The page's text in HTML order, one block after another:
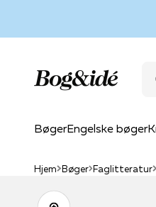
BøgerEngelske bøger
Bog & idé
Hjem Bøger Faglitteratur
Zoom